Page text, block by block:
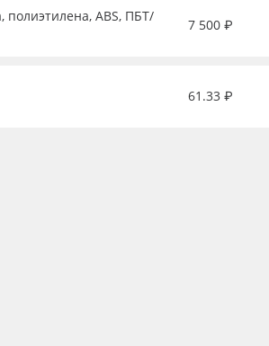
ABS, ПБТ/
7 500 ₽
61.33 ₽